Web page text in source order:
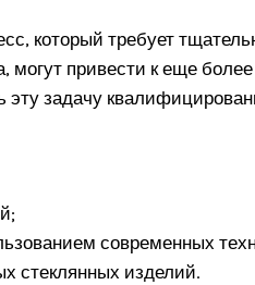
который требует
привести к еще
эту задачу
современных
стеклянных изделий.